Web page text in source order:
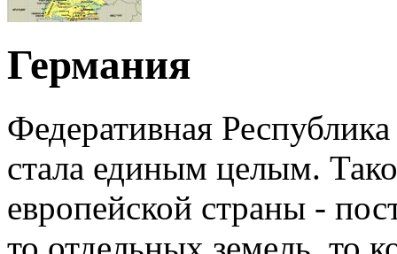
Германия
Федеративная
стала единым целым.
европейской страны -